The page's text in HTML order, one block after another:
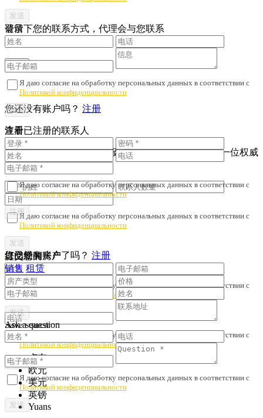
请留下您的联系方式，代理会与您联系
Я даю согласие на обработку персональных данных в соответствии с
Политикой конфиденциальности
登录
您还没有账户吗？ 注册
注册
Я даю согласие на обработку персональных данных в соответствии с
Политикой конфиденциальности
您已经有账户了吗？ 注册
查看已注册的联系人
为了避免财产诈骗与劣质服务，我们会核对您是否与一位权威
人士签订了协议。
Я даю согласие на обработку персональных данных в соответствии с
Политикой конфиденциальности
提交您的房产
销售 租赁
Я даю согласие на обработку персональных данных в соответствии с
Политикой конфиденциальности
订阅新闻
Я даю согласие на обработку персональных данных в соответствии с
Политикой конфиденциальности
Ask a question
Я даю согласие на обработку персональных данных в соответствии с
Политикой конфиденциальности
Save search
卢布
欧元
美元
英镑
Yuans